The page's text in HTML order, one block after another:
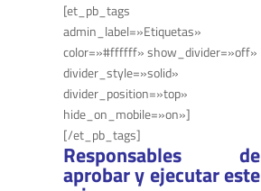
[et_pb_tags
admin_label=»Etiquetas»
color=»#ffffff» show_divider=»off»
divider_style=»solid»
divider_position=»top»
hide_on_mobile=»on»]
[/et_pb_tags]
Responsables de
aprobar y ejecutar este